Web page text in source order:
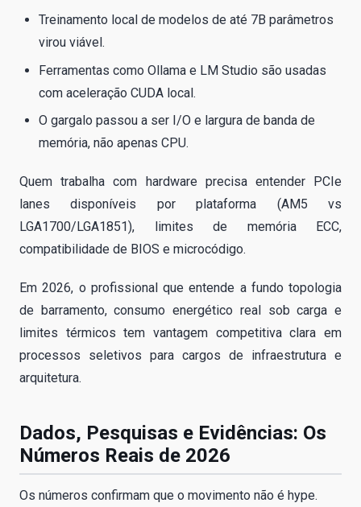
Treinamento local de modelos de até 7B parâmetros
virou viável.
Ferramentas como Ollama e LM Studio são usadas
com aceleração CUDA local.
O gargalo passou a ser I/O e largura de banda de
memória, não apenas CPU.
Quem trabalha com hardware precisa entender PCIe
lanes disponíveis por plataforma (AM5 vs
LGA1700/LGA1851), limites de memória ECC,
compatibilidade de BIOS e microcódigo.
Em 2026, o profissional que entende a fundo topologia
de barramento, consumo energético real sob carga e
limites térmicos tem vantagem competitiva clara em
processos seletivos para cargos de infraestrutura e
arquitetura.
Dados, Pesquisas e Evidências: Os
Números Reais de 2026
Os números confirmam que o movimento não é hype.